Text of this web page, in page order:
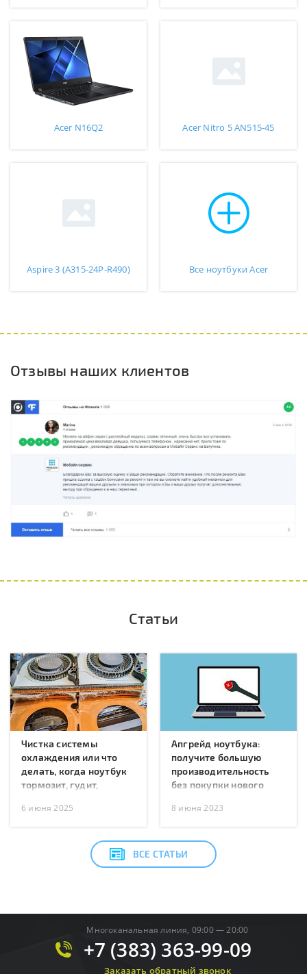
Acer N16Q2 Acer Nitro 5 AN515-45
Aspire 3 (A315-24P-R490) Все ноутбуки Acer
Отзывы наших клиентов
Статьи
Чистка системы
охлаждения или что
делать, когда ноутбук
тормозит, гудит,
перезагружается?
6 июня 2025
Апгрейд ноутбука:
получите большую
производительность
без покупки нового
8 июня 2023
ВСЕ СТАТЬИ
Многоканальная линия, 09:00 — 20:00
+7 (383) 363-99-09
Заказать обратный звонок